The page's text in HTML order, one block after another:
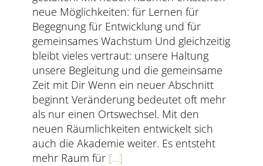
neue Möglichkeiten: für Lernen für
Begegnung für Entwicklung und für
gemeinsames Wachstum Und gleichzeitig
bleibt vieles vertraut: unsere Haltung
unsere Begleitung und die gemeinsame
Zeit mit Dir Wenn ein neuer Abschnitt
beginnt Veränderung bedeutet oft mehr
als nur einen Ortswechsel. Mit den
neuen Räumlichkeiten entwickelt sich
auch die Akademie weiter. Es entsteht
mehr Raum für[...]